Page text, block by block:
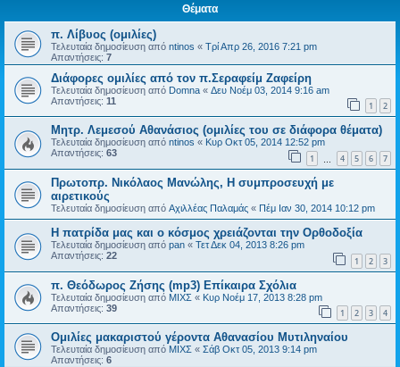
Θέματα
π. Λίβυος (ομιλίες)
Τελευταία δημοσίευση από ntinos « Τρί Απρ 26, 2016 7:21 pm
Απαντήσεις: 7
Διάφορες ομιλίες από τον π.Σεραφείμ Ζαφείρη
Τελευταία δημοσίευση από Domna « Δευ Νοέμ 03, 2014 9:16 am
Απαντήσεις: 11 1 2
Μητρ. Λεμεσού Αθανάσιος (ομιλίες του σε διάφορα θέματα)
Τελευταία δημοσίευση από ntinos « Κυρ Οκτ 05, 2014 12:52 pm
Απαντήσεις: 63 1 4 5 6 7
Πρωτοπρ. Νικόλαος Μανώλης, Η συμπροσευχή με
αιρετικούς
Τελευταία δημοσίευση από Αχιλλέας Παλαμάς « Πέμ Ιαν 30, 2014 10:12 pm
Η πατρίδα μας και ο κόσμος χρειάζονται την Ορθοδοξία
Τελευταία δημοσίευση από pan « Τετ Δεκ 04, 2013 8:26 pm
Απαντήσεις: 22 1 2 3
π. Θεόδωρος Ζήσης (mp3) Επίκαιρα Σχόλια
Τελευταία δημοσίευση από ΜΙΧΣ « Κυρ Νοέμ 17, 2013 8:28 pm
Απαντήσεις: 39 1 2 3 4
Ομιλίες μακαριστού γέροντα Αθανασίου Μυτιληναίου
Τελευταία δημοσίευση από ΜΙΧΣ « Σάβ Οκτ 05, 2013 9:14 pm
Απαντήσεις: 6